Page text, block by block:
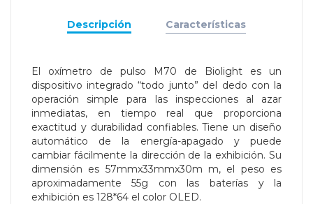
Descripción Características
El oxímetro de pulso M70 de Biolight es un
dispositivo integrado “todo junto” del dedo con la
operación simple para las inspecciones al azar
inmediatas, en tiempo real que proporciona
exactitud y durabilidad confiables. Tiene un diseño
automático de la energía-apagado y puede
cambiar fácilmente la dirección de la exhibición. Su
dimensión es 57mmx33mmx30m m, el peso es
aproximadamente 55g con las baterías y la
exhibición es 128*64 el color OLED.